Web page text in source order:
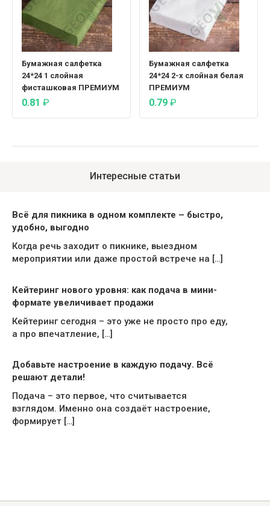
Бумажная салфетка
24*24 1 слойная
фисташковая ПРЕМИУМ
0.81 ₽
Бумажная салфетка
24*24 2-х слойная белая
ПРЕМИУМ
0.79 ₽
Интересные статьи
Всё для пикника в одном комплекте – быстро,
удобно, выгодно
Когда речь заходит о пикнике, выездном
мероприятии или даже простой встрече на […]
Кейтеринг нового уровня: как подача в мини-
формате увеличивает продажи
Кейтеринг сегодня – это уже не просто про еду,
а про впечатление, […]
Добавьте настроение в каждую подачу. Всё
решают детали!
Подача – это первое, что считывается
взглядом. Именно она создаёт настроение,
формирует […]